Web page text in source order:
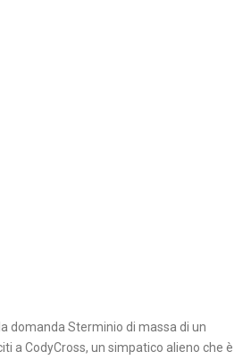
domanda Sterminio di massa di un
a CodyCross, un simpatico alieno che è